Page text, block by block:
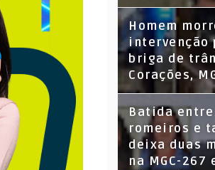
Homem
intervenção
briga de
Corações,
Batida
romeiros e
deixa duas
na MGC-267